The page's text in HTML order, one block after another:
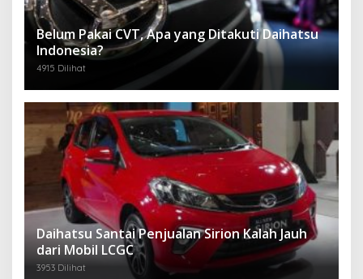
Belum Pakai CVT, Apa yang Ditakuti Daihatsu
Indonesia?
4915 Dilihat
Daihatsu Santai Penjualan Sirion Kalah Jauh
dari Mobil LCGC
3953 Dilihat